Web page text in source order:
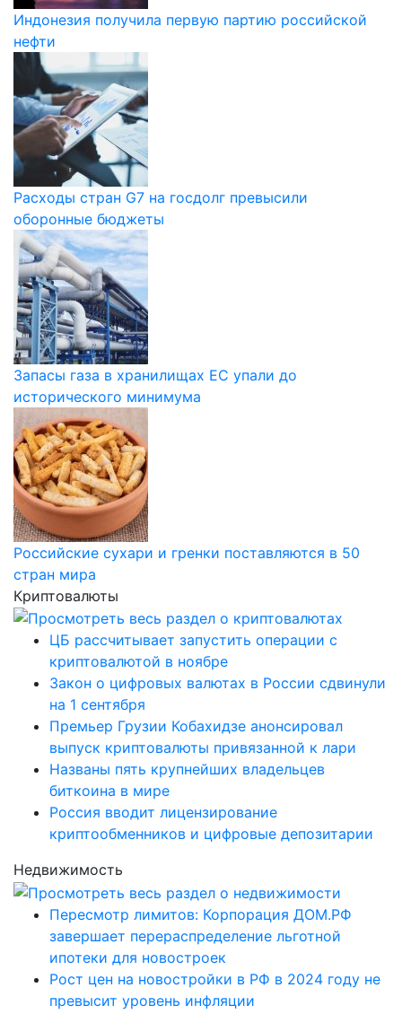
Индонезия получила первую партию российской
нефти
Расходы стран G7 на госдолг превысили
оборонные бюджеты
Запасы газа в хранилищах ЕС упали до
исторического минимума
Российские сухари и гренки поставляются в 50
стран мира
Криптовалюты
ЦБ рассчитывает запустить операции с
криптовалютой в ноябре
Закон о цифровых валютах в России сдвинули
на 1 сентября
Премьер Грузии Кобахидзе анонсировал
выпуск криптовалюты привязанной к лари
Названы пять крупнейших владельцев
биткоина в мире
Россия вводит лицензирование
криптообменников и цифровые депозитарии
Недвижимость
Пересмотр лимитов: Корпорация ДОМ.РФ
завершает перераспределение льготной
ипотеки для новостроек
Рост цен на новостройки в РФ в 2024 году не
превысит уровень инфляции